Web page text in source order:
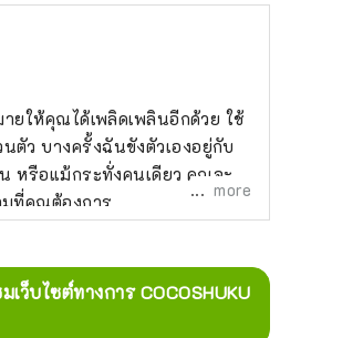
ยให้คุณได้เพลิดเพลินอีกด้วย ใช้
ตัว บางครั้งฉันขังตัวเองอยู่กับ
หรือแม้กระทั่งคนเดียว คุณจะ
ที่คุณต้องการ
more
ว็บไซต์ทางการ COCOSHUKU